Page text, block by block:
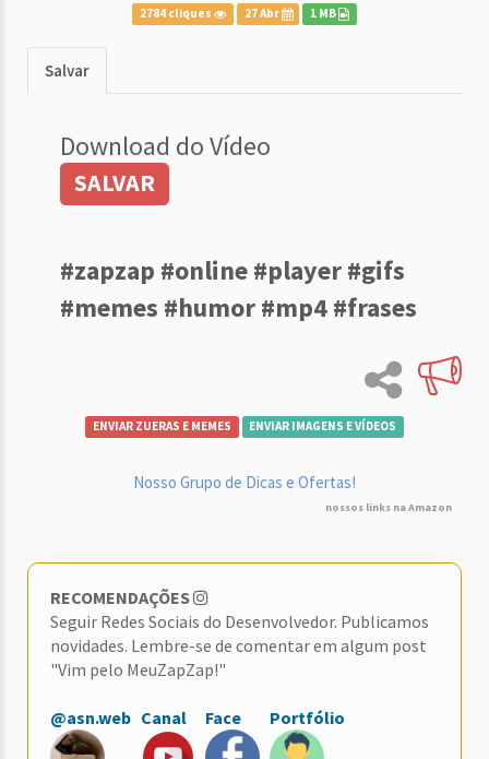
2784 cliques 27 Abr 1 MB
Salvar
Download do Vídeo
SALVAR
#zapzap #online #player #gifs
#memes #humor #mp4 #frases
ENVIAR ZUERAS E MEMES ENVIAR IMAGENS E VÍDEOS
Nosso Grupo de Dicas e Ofertas!
nossos links na Amazon
RECOMENDAÇÕES
Seguir Redes Sociais do Desenvolvedor. Publicamos
novidades. Lembre-se de comentar em algum post
"Vim pelo MeuZapZap!"
@asn.web Canal Face Portfólio